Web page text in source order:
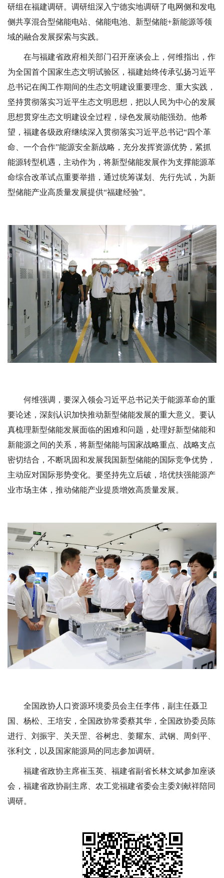
研组在福建调研。调研组深入宁德实地调研了电网侧和发电
侧共享混合型储能电站、储能电池、新型储能+新能源等领
域的融合发展探索与实践。
在与福建省政府相关部门召开座谈会上，何维指出，作
为全国首个国家生态文明试验区，福建始终传承弘扬习近平
总书记在闽工作期间的生态文明建设重要理念、重大实践，
坚持贯彻落实习近平生态文明思想，把以人民为中心的发展
思想贯穿生态文明建设全过程，绿色发展动能强劲。他希
望，福建各级政府继续深入贯彻落实习近平总书记“四个革
命、一个合作”能源安全新战略，充分发挥资源优势，紧抓
能源转型机遇，主动作为，将新型储能发展作为支撑能源革
命综合改革试点重要举措，通过统筹谋划、先行先试，为新
型储能产业高质量发展提供“福建经验”。
何维强调，要深入领会习近平总书记关于能源革命的重
要论述，深刻认识加快推动新型储能发展的重大意义。要认
真梳理新型储能发展面临的困难和问题，处理好新型储能和
新能源之间的关系，将新型储能与国家战略重点、战略支点
密切结合，不断巩固和发展我国新型储能的国际竞争优势，
主动应对国际形势变化。要坚持先立后破，培优扶强能源产
业市场主体，推动储能产业提质增效高质量发展。
全国政协人口资源环境委员会主任李伟，副主任聂卫
国、杨松、王培安，全国政协常委蔡其华，全国政协委员陈
进行、刘振宇、关天罡、谷树忠、姜耀东、武钢、周剑平、
张利文，以及国家能源局的同志参加调研。
福建省政协主席崔玉英、福建省副省长林文斌参加座谈
会，福建省政协副主席、农工党福建省委会主委刘献祥陪同
调研。